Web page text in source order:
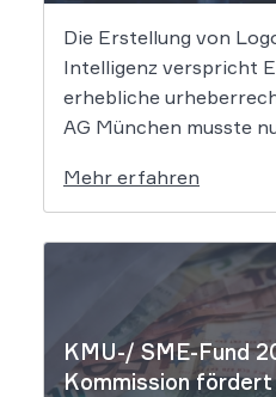
Die Erstellung von
Intelligenz verspricht
erhebliche
AG München musste
Schöpfungsgrad
Schutz gegen
Entscheidung
Einsatz von
Prägung den
Mehr erfahren
KMU-/ SME-Fund
Kommission fördert